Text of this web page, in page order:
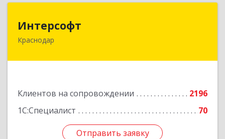
Интерсофт
Краснодар
Клиентов на сопровождении
2196
1С:Специалист
70
Отправить заявку
350020, Краснодарский край, Краснодар г,
Отправить заявку